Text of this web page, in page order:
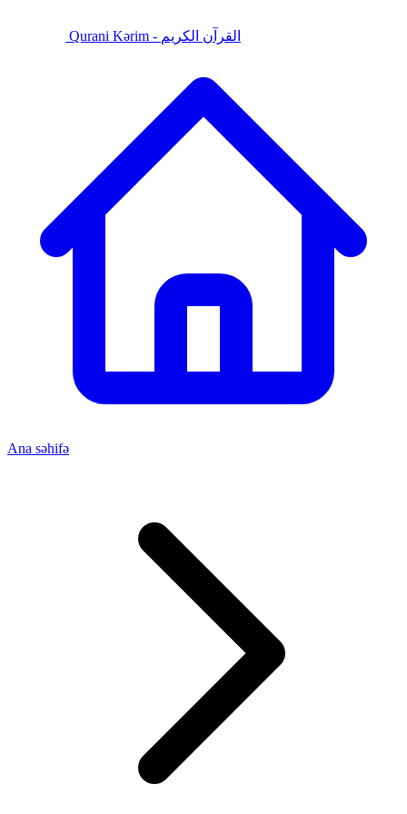
Qurani Kərim - القرآن الكريم
Ana səhifə